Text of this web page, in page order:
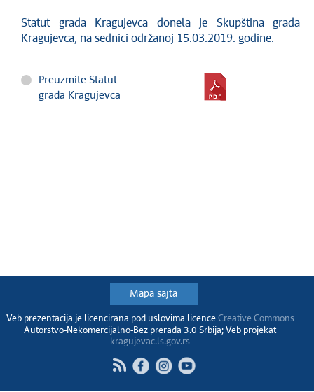
Statut grada Kragujevca donela je Skupština grada
Kragujevca, na sednici održanoj 15.03.2019. godine.
Preuzmite Statut
grada Kragujevca
Mapa sajta
Veb prezentacija je licencirana pod uslovima licence Creative Commons
Autorstvo-Nekomercijalno-Bez prerada 3.0 Srbija; Veb projekat
kragujevac.ls.gov.rs